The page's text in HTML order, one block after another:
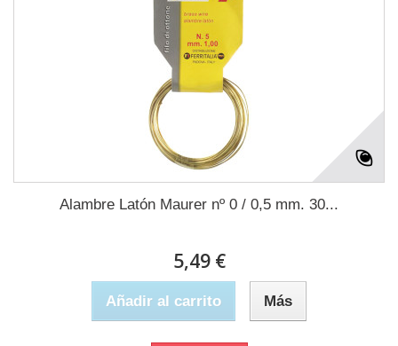
Alambre Latón Maurer nº 0 / 0,5 mm. 30...
5,49 €
Añadir al carrito Más